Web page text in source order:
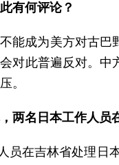
有何评论？
能成为美方对古
对此普遍反对。
。
两名日本工作人
员在吉林省处理日